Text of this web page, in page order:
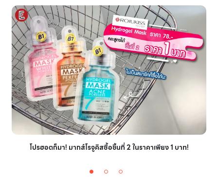
โปรฮอตก็มา! มากส์โรจูคิสซื้อชิ้นที่ 2 ในราคาเพียง 1 บาท!